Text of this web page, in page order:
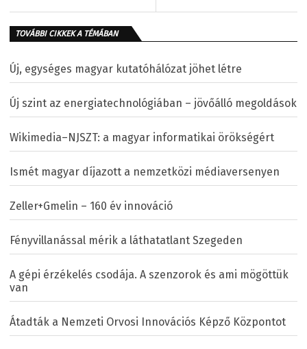
TOVÁBBI CIKKEK A TÉMÁBAN
Új, egységes magyar kutatóhálózat jöhet létre
Új szint az energiatechnológiában – jövőálló megoldások
Wikimedia–NJSZT: a magyar informatikai örökségért
Ismét magyar díjazott a nemzetközi médiaversenyen
Zeller+Gmelin – 160 év innováció
Fényvillanással mérik a láthatatlant Szegeden
A gépi érzékelés csodája. A szenzorok és ami mögöttük
van
Átadták a Nemzeti Orvosi Innovációs Képző Központot